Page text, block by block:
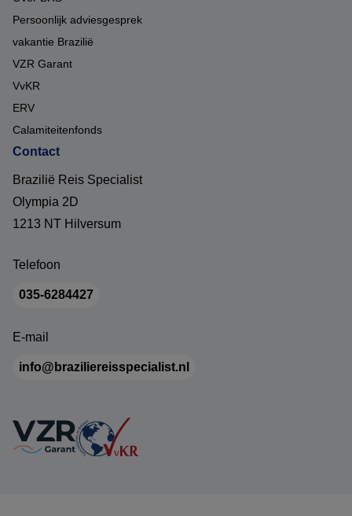
Persoonlijk adviesgesprek
vakantie Brazilië
VZR Garant
VvKR
ERV
Calamiteitenfonds
Contact
Brazilië Reis Specialist
Olympia 2D
1213 NT Hilversum
Telefoon
035-6284427
E-mail
info@braziliereisspecialist.nl